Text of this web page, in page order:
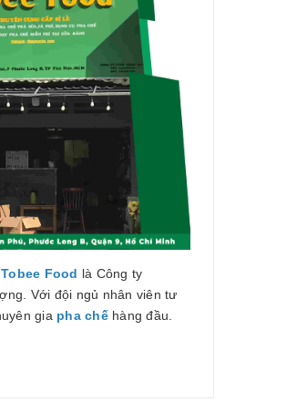
Tobee Food là Công ty
Với đội ngủ nhân viên tư
gia pha chếhàng đầu.